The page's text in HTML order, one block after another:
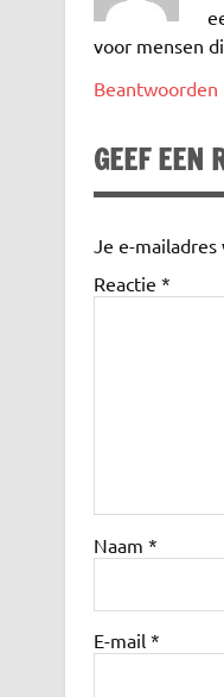
voor mensen
Beantwoorden
GEEF EEN
Je e-
Reactie *
Naam *
E-mail *